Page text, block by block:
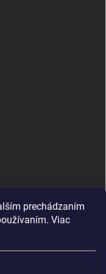
prechádzaním
Viac